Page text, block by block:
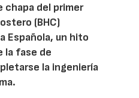
chapa del primer
(BHC)
Española, un hito
la fase de
la ingeniería